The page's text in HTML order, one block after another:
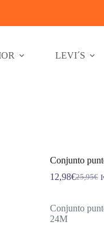
LEVI´S
Conjunto
25,95€
El
era:
12,98€El
es:
Conjunto
24M